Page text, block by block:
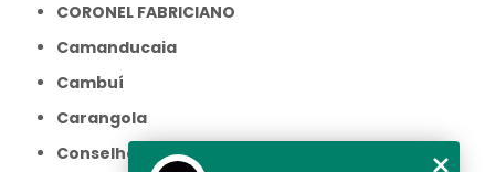
CORONEL FABRICIANO
Camanducaia
Cambuí
Carangola
Conselheiro Lafaiete